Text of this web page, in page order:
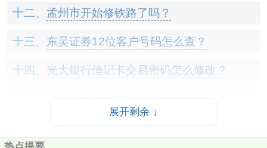
孟州市开始修铁路了吗？
东吴证券12位客户号码怎么查？
光大银行借记卡交易密码怎么修改？
马氏家谱字辈？
中信证券在武汉有几个营业部？
展开剩余 ↓